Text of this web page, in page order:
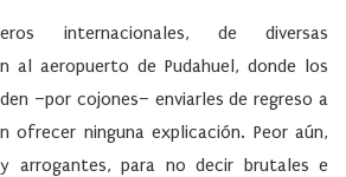
internacionales, de diversas
al aeropuerto de Pudahuel, donde los
–por cojones– enviarles de regreso a
ofrecer ninguna explicación. Peor aún,
arrogantes, para no decir brutales e